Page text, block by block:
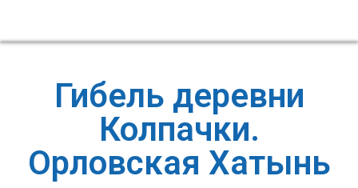
Гибель деревни
Колпачки.
Орловская Хатынь